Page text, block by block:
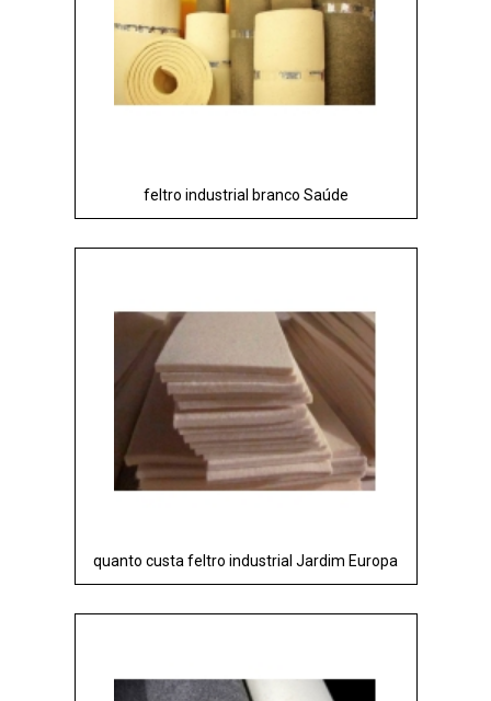
feltro industrial branco Saúde
quanto custa feltro industrial Jardim Europa